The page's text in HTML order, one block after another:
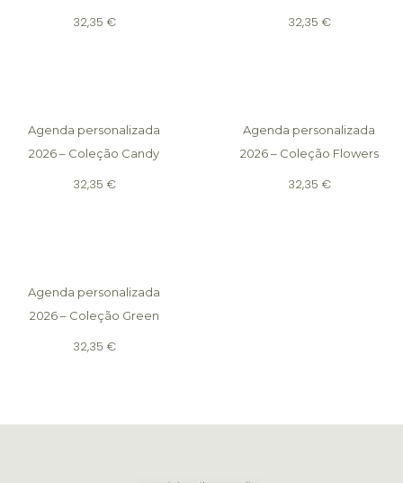
32,35 € 32,35 €
Agenda personalizada
2026 – Coleção Candy
32,35 €
Agenda personalizada
2026 – Coleção Flowers
32,35 €
Agenda personalizada
2026 – Coleção Green
32,35 €